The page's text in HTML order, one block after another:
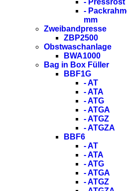
- Pressrost
-
mm
Zweibandpresse
ZBP2500
Obstwaschanlage
BWA1000
Bag in Box Füller
BBF1G
- AT
- ATA
- ATG
- ATGA
- ATGZ
- ATGZA
BBF6
- AT
- ATA
- ATG
- ATGA
- ATGZ